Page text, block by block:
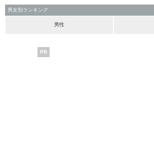
男女別ランキング
男性
PR